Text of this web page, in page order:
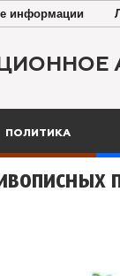
информации
ПОЛИТИКА